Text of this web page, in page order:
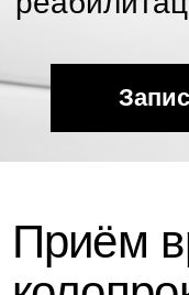
✓ спрашиваем о
Проводят